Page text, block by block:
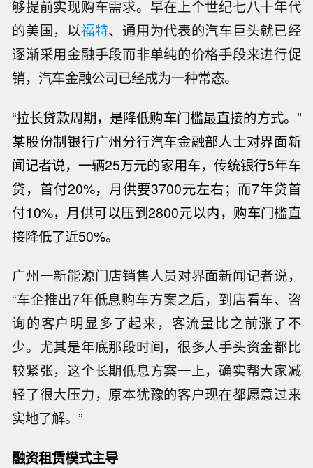
够提前实现购车需求。早在上个世纪七八十年代
的美国，以福特、通用为代表的汽车巨头就已经
逐渐采用金融手段而非单纯的价格手段来进行促
销，汽车金融公司已经成为一种常态。
“拉长贷款周期，是降低购车门槛最直接的方式。”
某股份制银行广州分行汽车金融部人士对界面新
闻记者说，一辆25万元的家用车，传统银行5年车
贷，首付20%，月供要3700元左右；而7年贷首
付10%，月供可以压到2800元以内，购车门槛直
接降低了近50%。
广州一新能源门店销售人员对界面新闻记者说，
“车企推出7年低息购车方案之后，到店看车、咨
询的客户明显多了起来，客流量比之前涨了不
少。尤其是年底那段时间，很多人手头资金都比
较紧张，这个长期低息方案一上，确实帮大家减
轻了很大压力，原本犹豫的客户现在都愿意过来
实地了解。”
融资租赁模式主导